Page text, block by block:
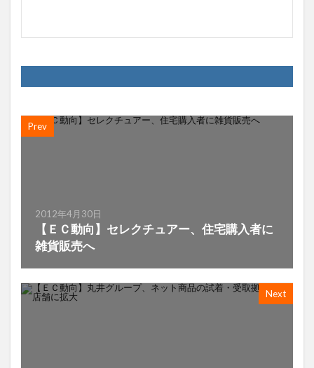
Prev
2012年4月30日
【ＥＣ動向】セレクチュアー、住宅購入者に
雑貨販売へ
Next